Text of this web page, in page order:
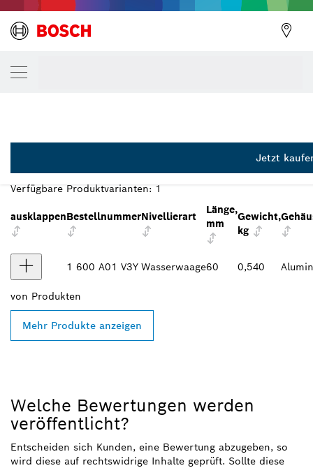
DEINE AUSGEWÄHLTE VARIANTE
1 600 A01 V3Y
Jetzt
Verfügbare Produktvarianten: 1
ausklappenBestellnummerNivellierart
Länge,
mm
Gewicht,
kg
1 600 A01 V3Y Wasserwaage60 0,540
von Produkten
Mehr Produkte anzeigen
Welche Bewertungen werden
veröffentlicht?
Entscheiden sich Kunden, eine Bewertung abzugeben, so
wird diese auf rechtswidrige Inhalte geprüft. Sollte diese